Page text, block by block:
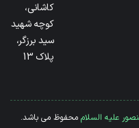
کاشانی،
کوچه شهید
سید برزگر،
پلاک 13
علیه السلاممحفوظ می باشد.